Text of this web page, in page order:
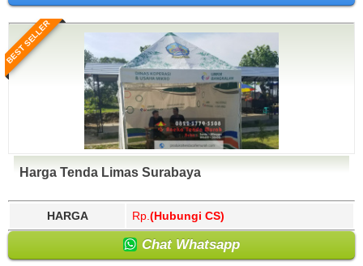
BEST SELLER
Harga Tenda Limas Surabaya
HARGA Rp. (Hubungi CS)
Chat Whatsapp